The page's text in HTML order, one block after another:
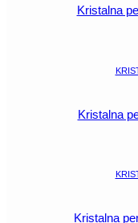
Kristalna
Kristalna
Kristalna